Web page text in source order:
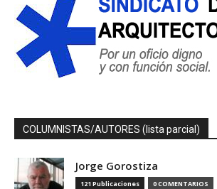
COLUMNISTAS/AUTORES (lista parcial)
Jorge Gorostiza
121 Publicaciones 0 COMENTARIOS